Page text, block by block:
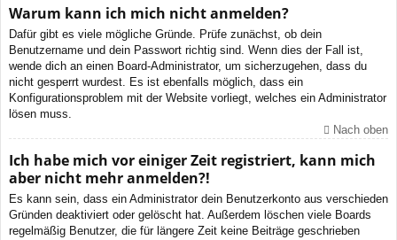
Warum kann ich mich nicht anmelden?
Dafür gibt es viele mögliche Gründe. Prüfe zunächst, ob dein
Benutzername und dein Passwort richtig sind. Wenn dies der Fall ist,
wende dich an einen Board-Administrator, um sicherzugehen, dass du
nicht gesperrt wurdest. Es ist ebenfalls möglich, dass ein
Konfigurationsproblem mit der Website vorliegt, welches ein Administrator
lösen muss.
Nach oben
Ich habe mich vor einiger Zeit registriert, kann mich
aber nicht mehr anmelden?!
Es kann sein, dass ein Administrator dein Benutzerkonto aus verschieden
Gründen deaktiviert oder gelöscht hat. Außerdem löschen viele Boards
regelmäßig Benutzer, die für längere Zeit keine Beiträge geschrieben